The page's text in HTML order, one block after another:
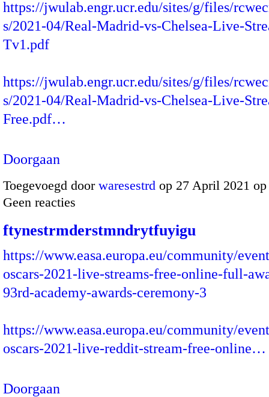
https://jwulab.engr.ucr.edu/sites/g/files/
s/2021-04/Real-Madrid-vs-Chelsea-Live-
Tv1.pdf
https://jwulab.engr.ucr.edu/sites/g/files/
s/2021-04/Real-Madrid-vs-Chelsea-Live-
Free.pdf…
Doorgaan
Toegevoegd door waresestrd op 27 April 2021
Geen reacties
ftynestrmderstmndrytfuyigu
https://www.easa.europa.eu/community/
oscars-2021-live-streams-free-online-full-
93rd-academy-awards-ceremony-3
https://www.easa.europa.eu/community/
oscars-2021-live-reddit-stream-free-online…
Doorgaan